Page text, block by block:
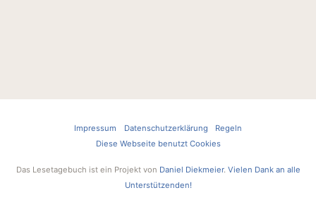
Impressum Datenschutzerklärung
Regeln
Diese Webseite benutzt Cookies
Das Lesetagebuch ist ein Projekt von Daniel Diekmeier. Vielen Dank an alle
Unterstützenden!